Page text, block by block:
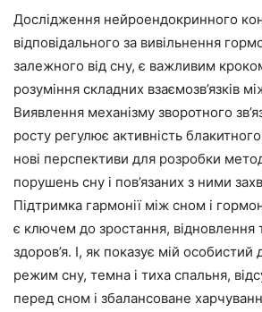
Дослідження нейроендокринного
відповідального за вивільнення
залежного від сну, є важливим
розуміння складних взаємозв’язків
Виявлення механізму зворотного
росту регулює активність
нові перспективи для розробки
порушень сну і пов’язаних з ними
Підтримка гармонії між сном і
є ключем до зростання, відновлення
здоров’я. І, як показує мій особистий
режим сну, темна і тиха спальня,
перед сном і збалансоване